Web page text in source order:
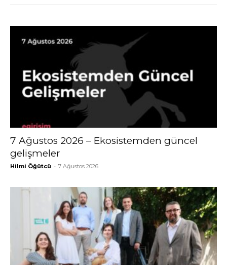
7 Ağustos 2026 – Ekosistemden güncel
gelişmeler
Hilmi Öğütcü - 7 Ağustos 2026